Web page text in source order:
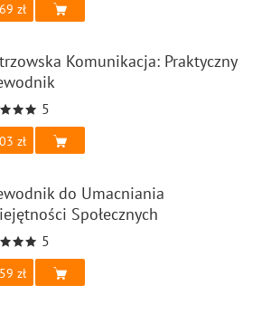
Komunikacja: Praktyczny
5
do Umacniania
Społecznych
5